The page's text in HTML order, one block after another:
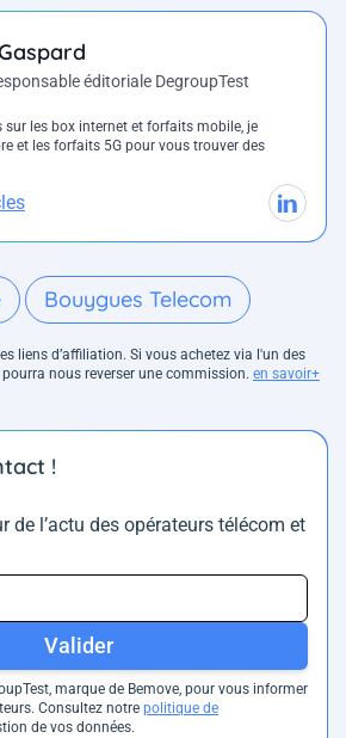
éditoriale DegroupTest
les box internet et forfaits mobile, je
et les forfaits 5G pour vous trouver des
Bouygues Telecom
liens d’affiliation. Si vous achetez via l'un des
nous reverser une commission. en savoir+
!
de l’actu des opérateurs télécom et
Valider
marque de Bemove, pour vous informer
Consultez notre politique de
de vos données.